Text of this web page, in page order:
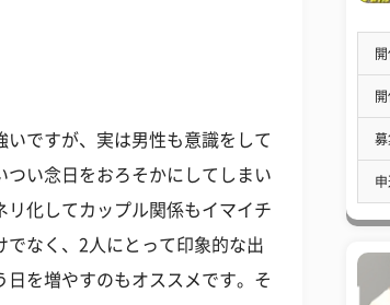
ですが、実は男性も意識をして
つい念日をおろそかにしてしまい
化してカップル関係もイマイチ
なく、2人にとって印象的な出
を増やすのもオススメです。そ
募